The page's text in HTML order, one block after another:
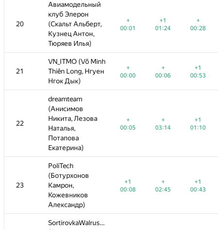
20
Авиамодельный
клуб Элерон
(Скальт Альберт,
Кузнец Антон,
Тюряев Илья)
+
00:01
+1
01:24
+
00:28
21
VN_ITMO (Võ Minh
Thiên Long, Нгуен
Нгок Дык)
+
00:00
+
00:06
+1
00:53
22
dreamteam
(Анисимов
Никита, Лезова
Наталья,
Потапова
Екатерина)
+
00:05
+
03:14
+1
01:10
23
PoliTech
(Ботурхонов
Камрон,
Кожевников
Александр)
+1
00:08
+
02:45
+1
00:43
SortirovkaWalrusom
+
00:01
+1
01:24
00:28
—
−7
04:56
+
02:17
+
00:00
+
00:06
00:53
—
−1
00:43
+5
03:54
+
00:05
+
03:14
+1
—
−1
04:59
+
02:57
+1
00:08
02:45
— —
+1
01:56
20
Авиамодельный
клуб Элерон
(Скальт Альберт,
Кузнец Антон,
Тюряев Илья)
+
00:01
+1
01:24
+
00:28
21
VN_ITMO (Võ Minh
Thiên Long, Нгуен
Нгок Дык)
+
00:00
+
00:06
+1
00:53
22
dreamteam
(Анисимов
Никита, Лезова
Наталья,
Потапова
Екатерина)
+
00:05
+
03:14
+1
01:10
23
PoliTech
(Ботурхонов
Камрон,
Кожевников
Александр)
+1
00:08
+
02:45
+1
00:43
SortirovkaWalrusom